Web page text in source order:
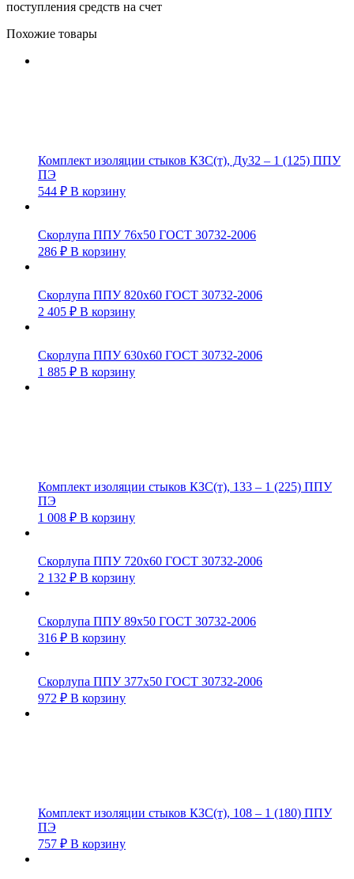
поступления средств на счет
Похожие товары
Комплект изоляции стыков КЗС(т), Ду32 – 1 (125) ППУ
ПЭ
544 ₽ В корзину
Скорлупа ППУ 76х50 ГОСТ 30732-2006
286 ₽ В корзину
Скорлупа ППУ 820х60 ГОСТ 30732-2006
2 405 ₽ В корзину
Скорлупа ППУ 630х60 ГОСТ 30732-2006
1 885 ₽ В корзину
Комплект изоляции стыков КЗС(т), 133 – 1 (225) ППУ
ПЭ
1 008 ₽ В корзину
Скорлупа ППУ 720х60 ГОСТ 30732-2006
2 132 ₽ В корзину
Скорлупа ППУ 89х50 ГОСТ 30732-2006
316 ₽ В корзину
Скорлупа ППУ 377х50 ГОСТ 30732-2006
972 ₽ В корзину
Комплект изоляции стыков КЗС(т), 108 – 1 (180) ППУ
ПЭ
757 ₽ В корзину